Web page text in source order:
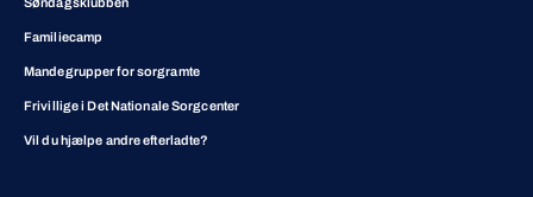
Familiecamp
Mandegrupper for sorgramte
Frivillige i Det Nationale Sorgcenter
Vil du hjælpe andre efterladte?